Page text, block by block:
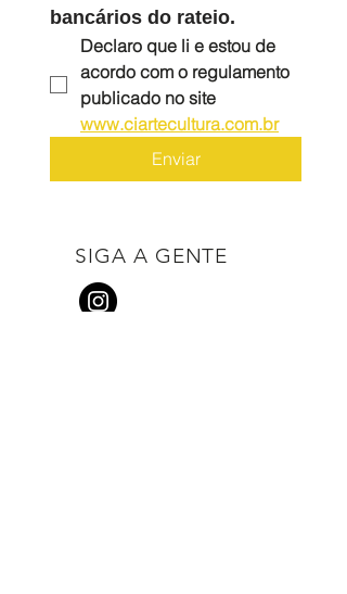
bancários do rateio.
Declaro que li e estou de
acordo com o regulamento
www.ciartecultura.com.br
Enviar
SIGA A GENTE